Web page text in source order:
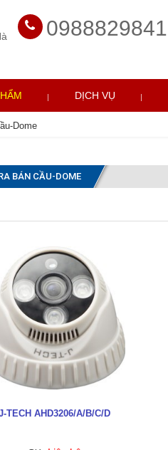
0988829841
DỊCH VỤ
Dome
BÁN CẦU-DOME
TECH AHD3206/A/B/C/D